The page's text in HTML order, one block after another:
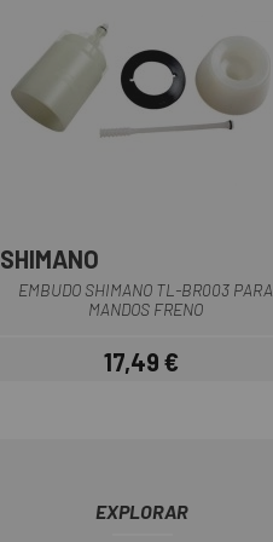
SHIMANO
EMBUDO SHIMANO TL-BR003 PARA
MANDOS FRENO
Precio
17,49 €
EXPLORAR